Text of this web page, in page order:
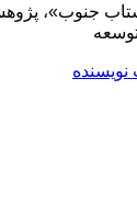
جنوب»،
نویسنده